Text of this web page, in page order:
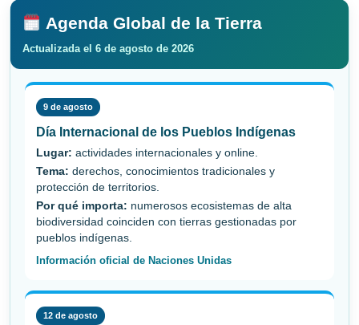
Agenda Global de la Tierra
Actualizada el 6 de agosto de 2026
9 de agosto
Día Internacional de los Pueblos Indígenas
Lugar: actividades internacionales y online.
Tema: derechos, conocimientos tradicionales y
protección de territorios.
Por qué importa: numerosos ecosistemas de alta
biodiversidad coinciden con tierras gestionadas por
pueblos indígenas.
Información oficial de Naciones Unidas
12 de agosto